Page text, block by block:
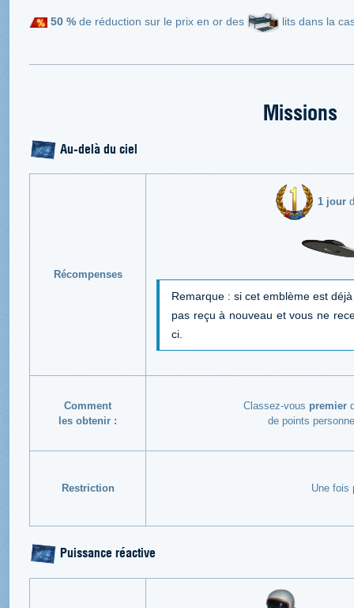
50 % de réduction sur le prix en or des lits dans la
Missions
Au-delà du ciel
Récompenses
1 jour
Remarque : si cet emblème est
pas reçu à nouveau et vous ne
ci.
Comment
les obtenir :
Classez-vous premier
de points
Restriction Une fois
Puissance réactive